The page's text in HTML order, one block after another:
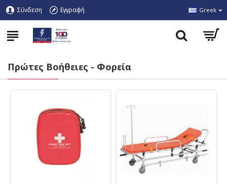
Σύνδεση Εγγραφή Greek
Πρώτες Βοήθειες - Φορεία